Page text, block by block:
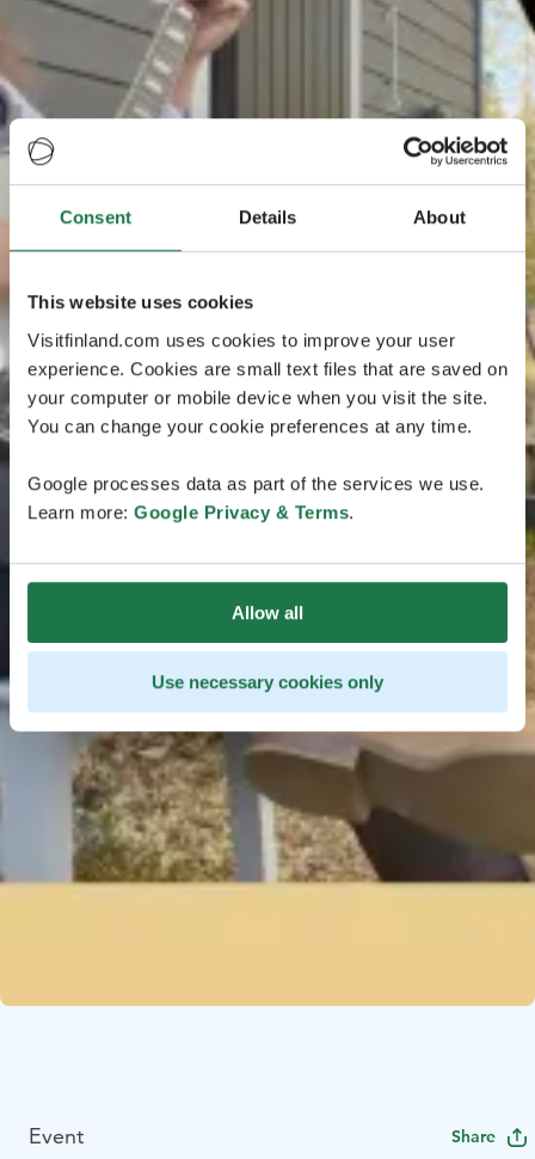
Consent Details About
This website uses cookies
Visitfinland.com uses cookies to improve your user
experience. Cookies are small text files that are saved on
your computer or mobile device when you visit the site.
You can change your cookie preferences at any time.
Google processes data as part of the services we use.
Learn more: Google Privacy & Terms.
Allow all
Use necessary cookies only
Event Share